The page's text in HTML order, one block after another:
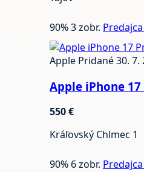
90%3 zobr.
Apple Pridané 30. 7.
Apple iPhone
550 €
Kráľovský Chlmec 1
90%6 zobr.